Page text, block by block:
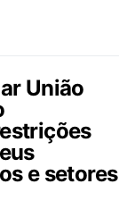
União
e setores